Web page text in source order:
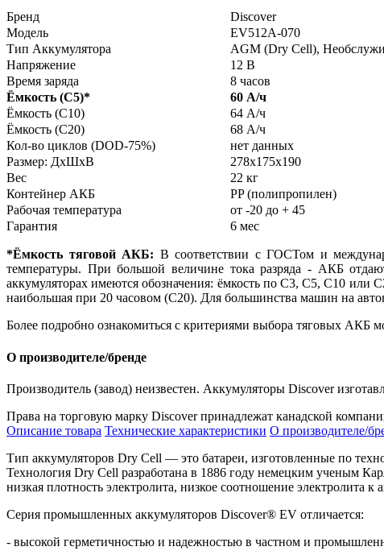
Бренд
Discover
Модель
EV512A-070
Тип Аккумулятора
AGM (Dry Cell),
Напряжение
12 В
Время заряда
8 часов
Ёмкость (С5)*
60 А/ч
Ёмкость (С10)
64 А/ч
Ёмкость (С20)
68 А/ч
Кол-во циклов (DOD-75%)
нет данных
Размер: ДхШхВ
278x175x190
Вес
22 кг
Контейнер АКБ
PP (полипропилен)
Рабочая температура
от -20 до + 45
Гарантия
6 мес
*Ёмкость тяговой АКБ: В соответствии с ГОСТом и
температуры. При большой величине тока разряда - АКБ
аккумуляторах имеются обозначения: ёмкость по С3, С5, С10 или
наибольшая при 20 часовом (С20). Для большинства машин на
Более подробно ознакомиться с критериями выбора тяговых АКБ
О производителе/бренде
Производитель (завод) неизвестен. Аккумуляторы Discover
Права на торговую марку Discover принадлежат канадской
Описание товара Технические характеристики О производителе/
Тип аккумуляторов Dry Cell — это батареи, изготовленные по
Технология Dry Cell разработана в 1886 году немецким ученым
низкая плотность электролита, низкое соотношение электролита
Серия промышленных аккумуляторов Discover® EV отличается:
- высокой герметичностью и надежностью в частном и